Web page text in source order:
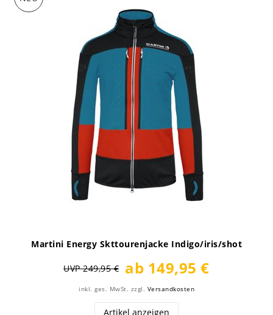
Martini Energy Skttourenjacke Indigo/iris/shot
UVP 249,95 € ab 149,95 €
inkl. ges. MwSt. zzgl. Versandkosten
Artikel anzeigen